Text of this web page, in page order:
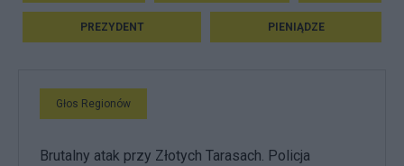
PREZYDENT PIENIĄDZE
Głos Regionów
Brutalny atak przy Złotych Tarasach. Policja